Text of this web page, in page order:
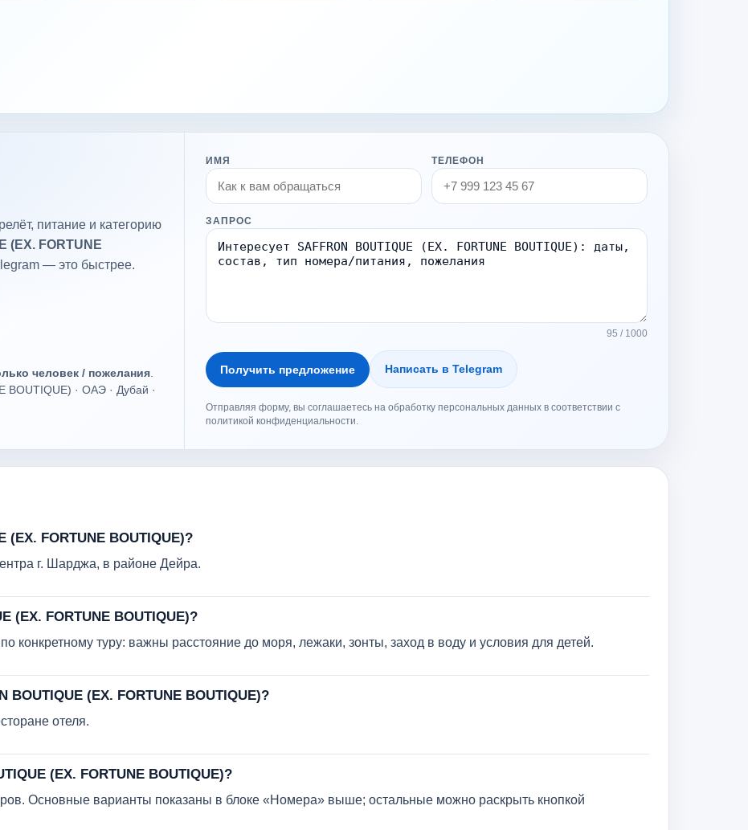
питание и категорию
(EX. FORTUNE
— это быстрее.
человек / пожелания
BOUTIQUE) · ОАЭ · Дубай ·
ИМЯ ТЕЛЕФОН
ЗАПРОС
95 / 1000
Получить предложение Написать в Telegram
Отправляя форму, вы соглашаетесь на обработку персональных данных в соответствии с
политикой конфиденциальности.
(EX. FORTUNE BOUTIQUE)?
г. Шарджа, в районе Дейра.
(EX. FORTUNE BOUTIQUE)?
конкретному туру: важны расстояние до моря, лежаки, зонты, заход в воду и условия для детей.
BOUTIQUE (EX. FORTUNE BOUTIQUE)?
отеля.
(EX. FORTUNE BOUTIQUE)?
Основные варианты показаны в блоке «Номера» выше; остальные можно раскрыть кнопкой